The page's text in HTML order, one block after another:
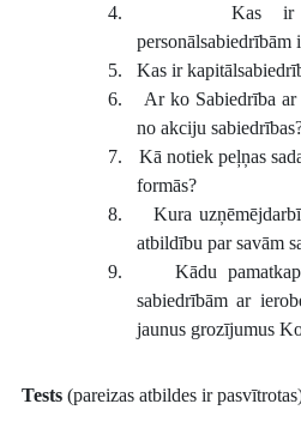
4.
Kas ir
personālsabiedrībām
5.
Kas ir
6.
Ar ko Sabiedrība
no akciju
7.
Kā notiek peļņas
formās?
8.
Kura
atbildību par savām
9.
Kādu
sabiedrībām ar
jaunus grozījumus
Tests (pareizas atbildes ir